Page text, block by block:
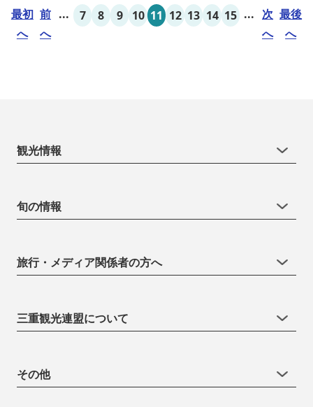
最初
へ
前
へ
... 7 8 9 10 11 12 13 14 15 ... 次
へ
最後
へ
観光情報
旬の情報
旅行・メディア関係者の方へ
三重観光連盟について
その他